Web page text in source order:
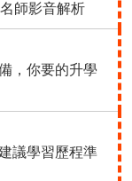
師影音解析
，你要的升學
議學習歷程準